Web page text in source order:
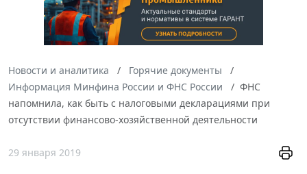
Новости и аналитика
Горячие документы
Информация Минфина России и ФНС России
ФНС
напомнила, как быть с налоговыми декларациями при
отсутствии финансово-хозяйственной деятельности
29 января 2019